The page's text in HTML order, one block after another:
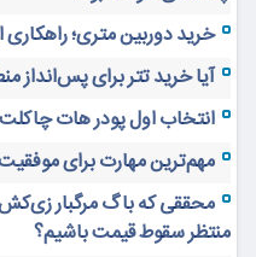
خرید دوربین متری؛ راهکاری
آیا خرید تتر برای پس‌انداز
انتخاب اول پودر هات
مهم‌ترین مهارت برای
محققی که باگ مرگبار
منتظر سقوط قیمت باشیم؟